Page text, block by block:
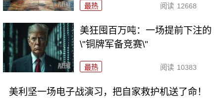
最热 阅读 12668
美狂囤百万吨：一场提前下注的
\"铜牌军备竞赛\"
最热 阅读 10383
美利坚一场电子战演习，把自家救护机送了命！